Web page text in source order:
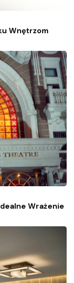
Wnętrzom
Wrażenie